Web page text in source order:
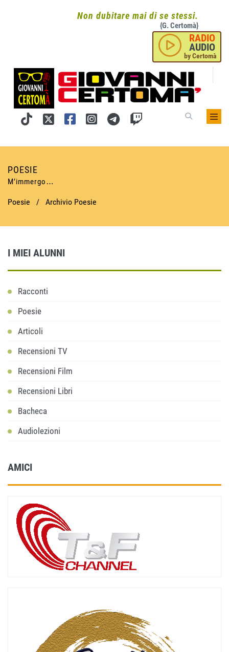
Non dubitare mai di se stessi.
{G. Certomà}
RADIO
AUDIO
by Certomà
POESIE
M’immergo…
Poesie / Archivio Poesie
I MIEI ALUNNI
Racconti
Poesie
Articoli
Recensioni TV
Recensioni Film
Recensioni Libri
Bacheca
Audiolezioni
AMICI